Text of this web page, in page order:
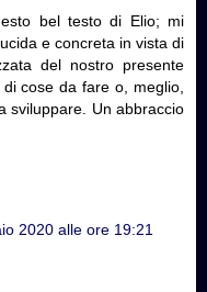
bel testo di Elio; mi
e concreta in vista di
del nostro presente
cose da fare o, meglio,
sviluppare. Un abbraccio
2020 alle ore 19:21